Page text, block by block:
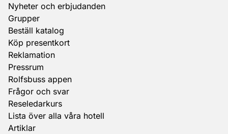
Nyheter och erbjudanden
Grupper
Beställ katalog
Köp presentkort
Reklamation
Pressrum
Rolfsbuss appen
Frågor och svar
Reseledarkurs
Lista över alla våra hotell
Artiklar